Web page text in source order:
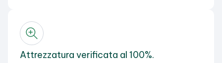
Attrezzatura verificata al 100%.